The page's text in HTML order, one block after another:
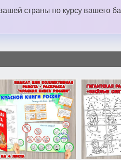
страны по курсу вашего